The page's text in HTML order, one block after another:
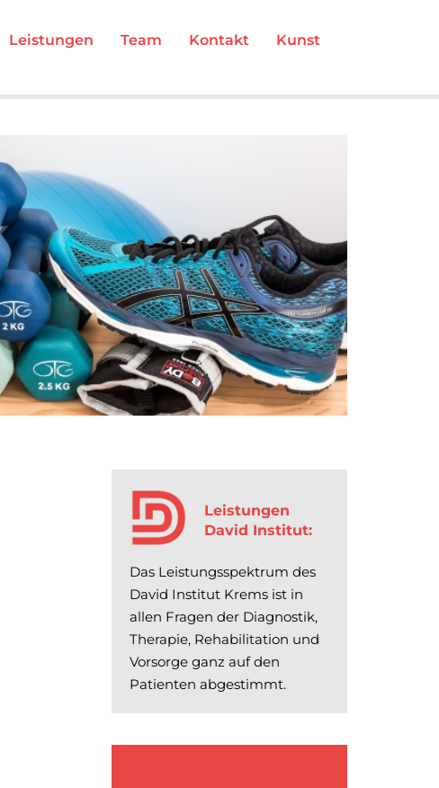
Leistungen Team Kontakt Kunst
Leistungen
David Institut:
Das Leistungsspektrum des
David Institut Krems ist in
allen Fragen der Diagnostik,
Therapie, Rehabilitation und
Vorsorge ganz auf den
Patienten abgestimmt.